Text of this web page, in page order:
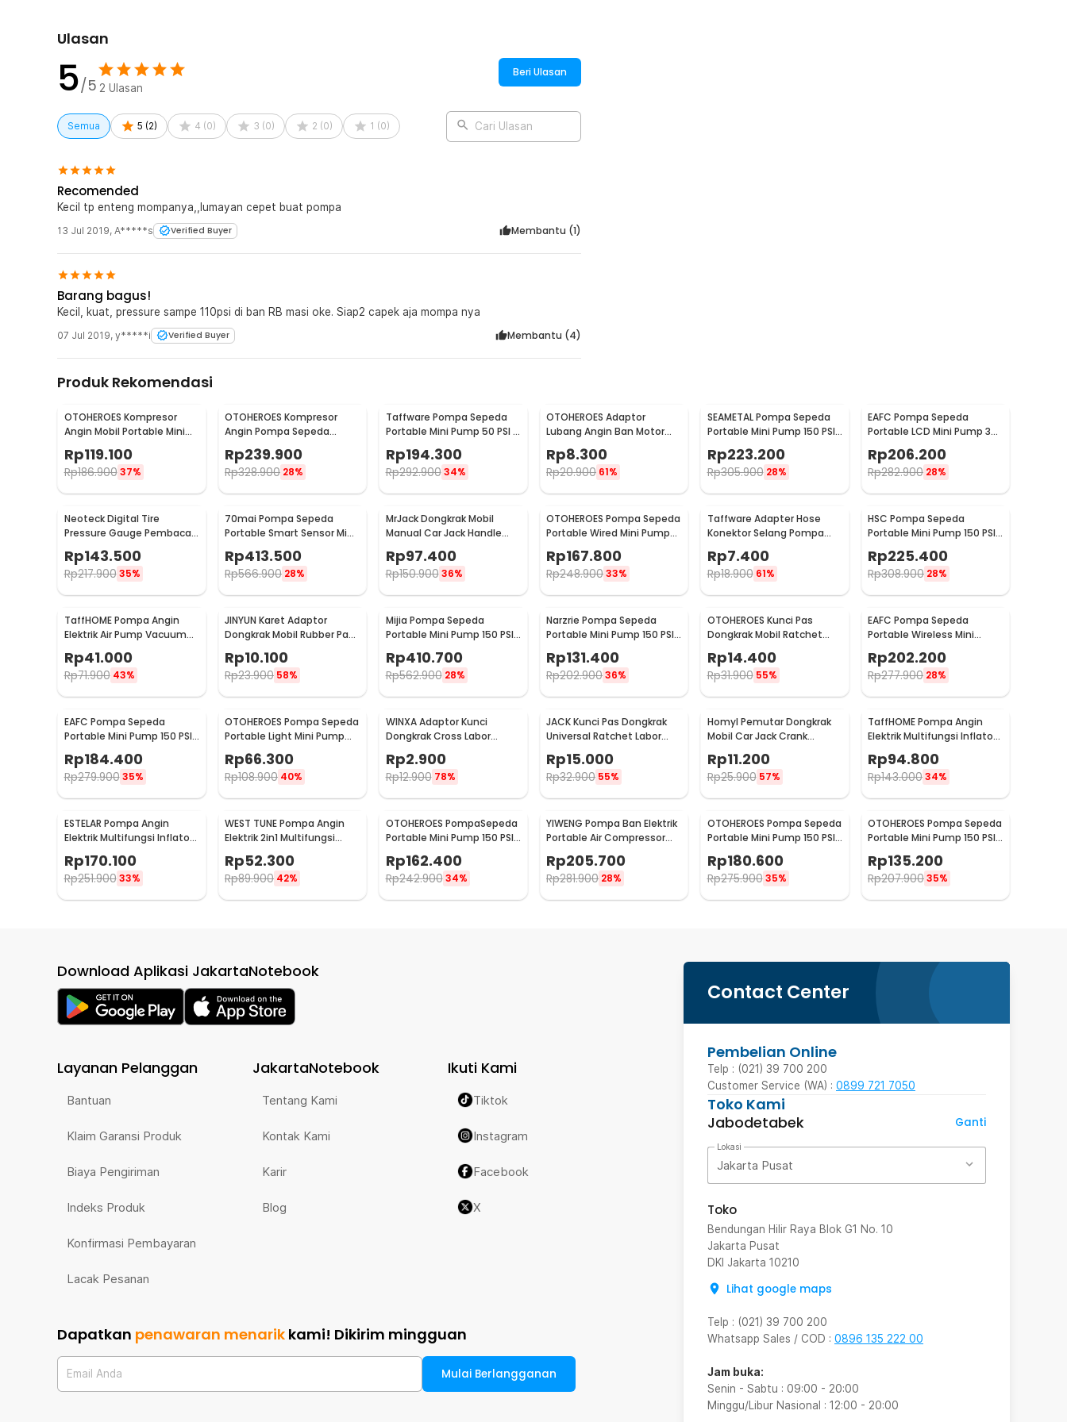
Ulasan
5/5 2 Ulasan
Beri Ulasan
Semua 5 (2) 4 (0) 3 (0) 2 (0) 1 (0) Cari Ulasan
Recomended
Kecil tp enteng mompanya,,lumayan cepet buat pompa
13 Jul 2019, A*****s Verified Buyer Membantu (1)
Barang bagus!
Kecil, kuat, pressure sampe 110psi di ban RB masi oke. Siap2 capek aja mompa nya
07 Jul 2019, y*****i Verified Buyer Membantu (4)
Produk Rekomendasi
OTOHEROES Kompresor
Angin Mobil Portable Mini
Rp119.100
Rp186.900 37%
OTOHEROES Kompresor
Angin Pompa Sepeda
Portable Mini Pump 150 PSI
- 628-4X4
Rp239.900
Rp328.900 28%
Taffware Pompa Sepeda
Portable Mini Pump 50 PSI -
ATJ-1166-mini
Rp194.300
Rp292.900 34%
OTOHEROES Adaptor
Lubang Angin Ban Motor
Tire Valve Stem Metal 90
Degree - EA90
Rp8.300
Rp20.900 61%
SEAMETAL Pompa Sepeda
Portable Mini Pump 150 PSI
- ATJ-1266
Rp223.200
Rp305.900 28%
EAFC Pompa Sepeda
Portable LCD Mini Pump 35
PSI - CSLP-A01
Rp206.200
Rp282.900 28%
Neoteck Digital Tire
Pressure Gauge Pembaca
Tekanan Angin LCD - DP-
201
Rp143.500
Rp217.900 35%
70mai Pompa Sepeda
Portable Smart Sensor Mini
Pump 160 PSI - Midrive TP03
Rp413.500
Rp566.900 28%
MrJack Dongkrak Mobil
Manual Car Jack Handle
Rp97.400
Rp150.900 36%
OTOHEROES Pompa Sepeda
Portable Wired Mini Pump
150 PSI - YD-787
Rp167.800
Rp248.90033%
Taffware Adapter Hose
Konektor Selang Pompa
Rp7.400
Rp18.900 61%
HSC Pompa Sepeda
Portable Mini Pump 150 PSI
Rp225.400
Rp308.900 28%
TaffHOME Pompa Angin
Elektrik Air Pump Vacuum
CZ-198B
Rp41.000
Rp71.900 43%
JINYUN Karet Adaptor
Dongkrak Mobil Rubber Pad
Rp10.100
Rp23.900 58%
Mijia Pompa Sepeda
Portable Mini Pump 150 PSI
Rp410.700
Rp562.900 28%
Narzrie Pompa Sepeda
Portable Mini Pump 150 PSI
- 8004
Rp131.400
Rp202.90036%
OTOHEROES Kunci Pas
Dongkrak Mobil Ratchet
Rp14.400
Rp31.900 55%
EAFC Pompa Sepeda
Portable Wireless Mini
Rp202.200
Rp277.900 28%
EAFC Pompa Sepeda
Portable Mini Pump 150 PSI
- CZK-3668
Rp184.400
Rp279.900 35%
OTOHEROES Pompa Sepeda
Portable Light Mini Pump
150 PSI - SCK619-1
Rp66.300
Rp108.900 40%
WINXA Adaptor Kunci
Dongkrak Cross Labor
Rp2.900
Rp12.900 78%
JACK Kunci Pas Dongkrak
Universal Ratchet Labor
Rp15.000
Rp32.900 55%
Homyl Pemutar Dongkrak
Mobil Car Jack Crank
Rp11.200
Rp25.900 57%
TaffHOME Pompa Angin
Elektrik Multifungsi Inflator
Deflator with LED - 66001 /
GR-107C4
Rp94.800
Rp143.00034%
ESTELAR Pompa Angin
Elektrik Multifungsi Inflator
666A
Rp170.100
Rp251.900 33%
WEST TUNE Pompa Angin
Elektrik 2in1 Multifungsi
Inflator Deflator - GR-118E
Rp52.300
Rp89.900 42%
OTOHEROES PompaSepeda
Portable Mini Pump 150 PSI
- WY-006
Rp162.400
Rp242.900 34%
YIWENG Pompa Ban Elektrik
Portable Air Compressor
Rp205.700
Rp281.900 28%
OTOHEROES Pompa Sepeda
Portable Mini Pump 150 PSI
Digital - ST-5523
Rp180.600
Rp275.900 35%
OTOHEROES Pompa Sepeda
Portable Mini Pump 150 PSI
Analog - ST-5523
Rp135.200
Rp207.90035%
Contact Center
Pembelian Online
Telp : (021) 39 700 200
Customer Service (WA) : 0899 721 7050
Toko Kami
Jabodetabek
Ganti
Lokasi
Jakarta Pusat
Toko
Bendungan Hilir Raya Blok G1 No. 10
Jakarta Pusat
DKI Jakarta 10210
Lihat google maps
Telp : (021) 39 700 200
Whatsapp Sales / COD : 0896 135 222 00
Jam buka:
Senin - Sabtu : 09:00 - 20:00
Minggu/Libur Nasional : 12:00 - 20:00
Download Aplikasi JakartaNotebook
Layanan Pelanggan
Bantuan
Klaim Garansi Produk
Biaya Pengiriman
Indeks Produk
Konfirmasi Pembayaran
Lacak Pesanan
JakartaNotebook
Tentang Kami
Kontak Kami
Karir
Blog
Ikuti Kami
Tiktok
Instagram
Facebook
X
Dapatkan penawaran menarik kami! Dikirim mingguan
Email Anda Mulai Berlangganan